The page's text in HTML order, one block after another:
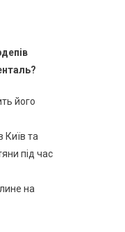
його
Київ та
під час
на